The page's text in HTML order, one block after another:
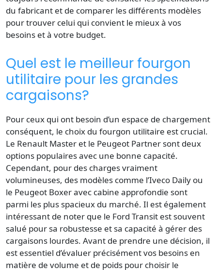
du fabricant et de comparer les différents modèles
pour trouver celui qui convient le mieux à vos
besoins et à votre budget.
Quel est le meilleur fourgon
utilitaire pour les grandes
cargaisons?
Pour ceux qui ont besoin d’un espace de chargement
conséquent, le choix du fourgon utilitaire est crucial.
Le Renault Master et le Peugeot Partner sont deux
options populaires avec une bonne capacité.
Cependant, pour des charges vraiment
volumineuses, des modèles comme l’Iveco Daily ou
le Peugeot Boxer avec cabine approfondie sont
parmi les plus spacieux du marché. Il est également
intéressant de noter que le Ford Transit est souvent
salué pour sa robustesse et sa capacité à gérer des
cargaisons lourdes. Avant de prendre une décision, il
est essentiel d’évaluer précisément vos besoins en
matière de volume et de poids pour choisir le